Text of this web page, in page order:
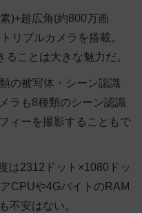
)+超広角(約800万画
リプルカメラを搭載。
ことは大きな魅力だ。
の被写体・シーン認識
ラも8種類のシーン認識
ィーを撮影することもで
は2312ドット×1080ドッ
CPUや4GバイトのRAM
不安はない。